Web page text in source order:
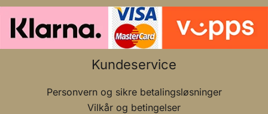
Kundeservice
Personvern og sikre betalingsløsninger
Vilkår og betingelser